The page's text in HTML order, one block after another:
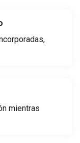
mientras